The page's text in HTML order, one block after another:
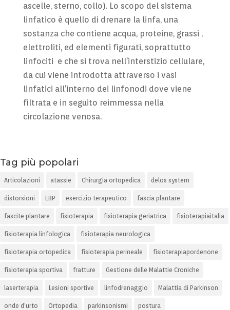
ascelle, sterno, collo). Lo scopo del sistema
linfatico è quello di drenare la linfa, una
sostanza che contiene acqua, proteine, grassi ,
elettroliti, ed elementi figurati, soprattutto
linfociti e che si trova nell’interstizio cellulare,
da cui viene introdotta attraverso i vasi
linfatici all’interno dei linfonodi dove viene
filtrata e in seguito reimmessa nella
circolazione venosa.
Tag più popolari
Articolazioni atassie Chirurgia ortopedica delos system
distorsioni EBP esercizio terapeutico fascia plantare
fascite plantare fisioterapia fisioterapia geriatrica fisioterapiaitalia
fisioterapia linfologica fisioterapia neurologica
fisioterapia ortopedica fisioterapia perineale fisioterapiapordenone
fisioterapia sportiva fratture Gestione delle Malattie Croniche
laserterapia Lesioni sportive linfodrenaggio Malattia di Parkinson
onde d’urto Ortopedia parkinsonismi postura